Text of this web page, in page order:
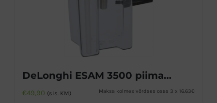
DeLonghi ESAM 3500 piimakann
€49,90 (sis. KM) Maksa kolmes võrdses osas 3 x 16.63€